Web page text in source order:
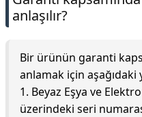
anlaşılır?
Bir ürünün garanti
anlamak için
1. Beyaz Eşya ve
üzerindeki seri